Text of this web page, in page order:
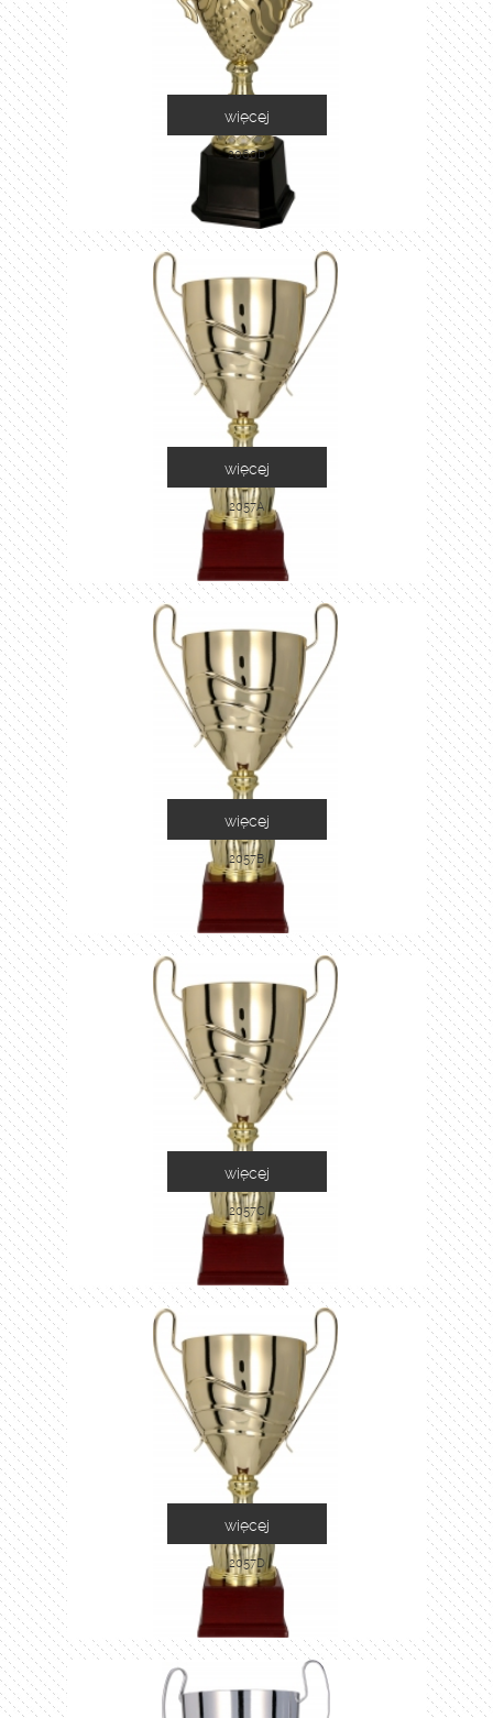
2060D
więcej
2057A
więcej
2057B
więcej
2057C
więcej
2057D
więcej